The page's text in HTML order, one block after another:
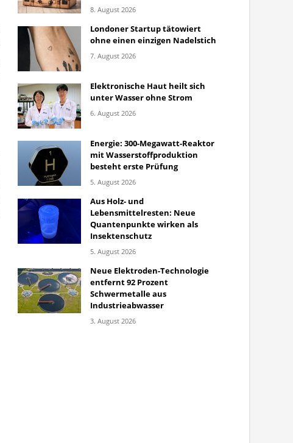
8. August 2026
Londoner Startup tätowiert
ohne einen einzigen Nadelstich
7. August 2026
Elektronische Haut heilt sich
unter Wasser ohne Strom
6. August 2026
Energie: 300-Megawatt-Reaktor
mit Wasserstoffproduktion
besteht erste Prüfung
5. August 2026
Aus Holz- und
Lebensmittelresten: Neue
Quantenpunkte wirken als
Insektenschutz
5. August 2026
Neue Elektroden-Technologie
entfernt 92 Prozent
Schwermetalle aus
Industrieabwasser
3. August 2026